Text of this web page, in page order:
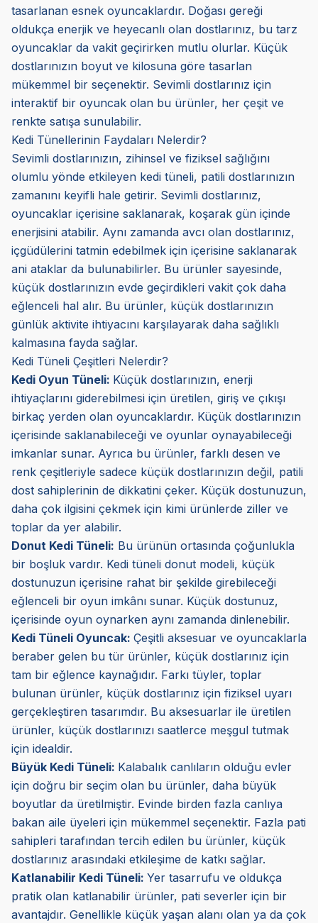
tasarlanan esnek oyuncaklardır. Doğası gereği
oldukça enerjik ve heyecanlı olan dostlarınız, bu tarz
oyuncaklar da vakit geçirirken mutlu olurlar. Küçük
dostlarınızın boyut ve kilosuna göre tasarlan
mükemmel bir seçenektir. Sevimli dostlarınız için
interaktif bir oyuncak olan bu ürünler, her çeşit ve
renkte satışa sunulabilir.
Kedi Tünellerinin Faydaları Nelerdir?
Sevimli dostlarınızın, zihinsel ve fiziksel sağlığını
olumlu yönde etkileyen kedi tüneli, patili dostlarınızın
zamanını keyifli hale getirir. Sevimli dostlarınız,
oyuncaklar içerisine saklanarak, koşarak gün içinde
enerjisini atabilir. Aynı zamanda avcı olan dostlarınız,
içgüdülerini tatmin edebilmek için içerisine saklanarak
ani ataklar da bulunabilirler. Bu ürünler sayesinde,
küçük dostlarınızın evde geçirdikleri vakit çok daha
eğlenceli hal alır. Bu ürünler, küçük dostlarınızın
günlük aktivite ihtiyacını karşılayarak daha sağlıklı
kalmasına fayda sağlar.
Kedi Tüneli Çeşitleri Nelerdir?
Kedi Oyun Tüneli: Küçük dostlarınızın, enerji
ihtiyaçlarını giderebilmesi için üretilen, giriş ve çıkışı
birkaç yerden olan oyuncaklardır. Küçük dostlarınızın
içerisinde saklanabileceği ve oyunlar oynayabileceği
imkanlar sunar. Ayrıca bu ürünler, farklı desen ve
renk çeşitleriyle sadece küçük dostlarınızın değil, patili
dost sahiplerinin de dikkatini çeker. Küçük dostunuzun,
daha çok ilgisini çekmek için kimi ürünlerde ziller ve
toplar da yer alabilir.
Donut Kedi Tüneli: Bu ürünün ortasında çoğunlukla
bir boşluk vardır. Kedi tüneli donut modeli, küçük
dostunuzun içerisine rahat bir şekilde girebileceği
eğlenceli bir oyun imkânı sunar. Küçük dostunuz,
içerisinde oyun oynarken aynı zamanda dinlenebilir.
Kedi Tüneli Oyuncak: Çeşitli aksesuar ve oyuncaklarla
beraber gelen bu tür ürünler, küçük dostlarınız için
tam bir eğlence kaynağıdır. Farkı tüyler, toplar
bulunan ürünler, küçük dostlarınız için fiziksel uyarı
gerçekleştiren tasarımdır. Bu aksesuarlar ile üretilen
ürünler, küçük dostlarınızı saatlerce meşgul tutmak
için idealdir.
Büyük Kedi Tüneli: Kalabalık canlıların olduğu evler
için doğru bir seçim olan bu ürünler, daha büyük
boyutlar da üretilmiştir. Evinde birden fazla canlıya
bakan aile üyeleri için mükemmel seçenektir. Fazla pati
sahipleri tarafından tercih edilen bu ürünler, küçük
dostlarınız arasındaki etkileşime de katkı sağlar.
Katlanabilir Kedi Tüneli: Yer tasarrufu ve oldukça
pratik olan katlanabilir ürünler, pati severler için bir
avantajdır. Genellikle küçük yaşan alanı olan ya da çok